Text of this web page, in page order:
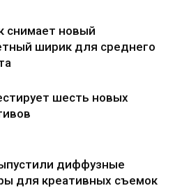
снимает новый
ширик для среднего
шесть новых
диффузные
для креативных съемок